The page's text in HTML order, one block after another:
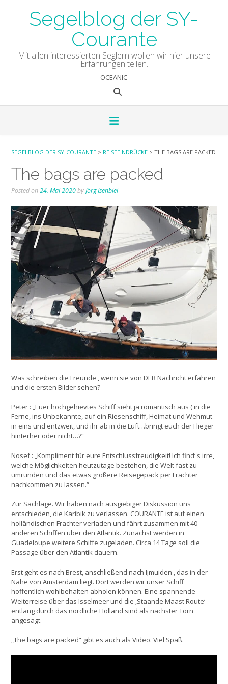
Segelblog der SY-
Courante
Mit allen interessierten Seglern wollen wir hier unsere
Erfahrungen teilen.
OCEANIC
SEGELBLOG DER SY-COURANTE > REISEEINDRÜCKE > THE BAGS ARE PACKED
The bags are packed
Posted on24. Mai 2020byJörg Isenbiel
Was schreiben die Freunde , wenn sie von DER Nachricht erfahren
und die ersten Bilder sehen?
Peter : „Euer hochgehievtes Schiff sieht ja romantisch aus ( in die
Ferne, ins Unbekannte, auf ein Riesenschiff, Heimat und Wehmut
in eins und entzweit, und ihr ab in die Luft…bringt euch der Flieger
hinterher oder nicht…?“
Nosef : „Kompliment für eure Entschlussfreudigkeit! Ich find‘ s irre,
welche Möglichkeiten heutzutage bestehen, die Welt fast zu
umrunden und das etwas größere Reisegepäck per Frachter
nachkommen zu lassen.“
Zur Sachlage. Wir haben nach ausgiebiger Diskussion uns
entschieden, die Karibik zu verlassen. COURANTE ist auf einen
holländischen Frachter verladen und fährt zusammen mit 40
anderen Schiffen über den Atlantik. Zunächst werden in
Guadeloupe weitere Schiffe zugeladen. Circa 14 Tage soll die
Passage über den Atlantik dauern.
Erst geht es nach Brest, anschließend nach Ijmuiden , das in der
Nähe von Amsterdam liegt. Dort werden wir unser Schiff
hoffentlich wohlbehalten abholen können. Eine spannende
Weiterreise über das Isselmeer und die ‚Staande Maast Route‘
entlang durch das nördliche Holland sind als nächster Törn
angesagt.
„The bags are packed“ gibt es auch als Video. Viel Spaß.